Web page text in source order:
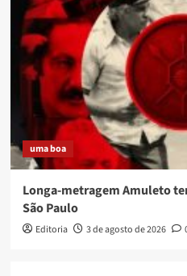
uma boa
Longa-metragem Amuleto
São Paulo
Editoria 3 de agosto de 2026